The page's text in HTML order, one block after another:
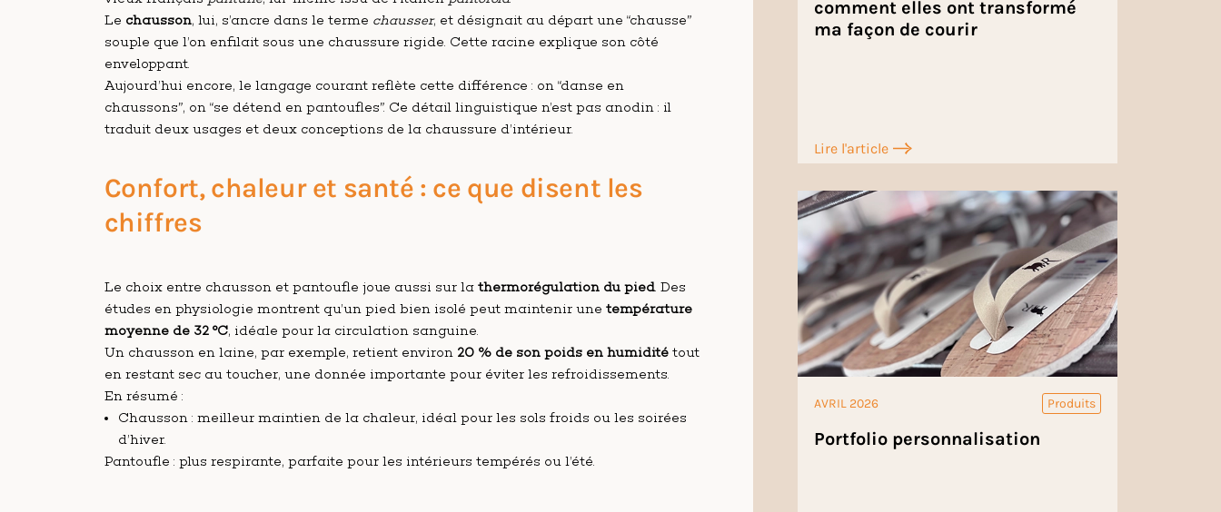
Le chausson, lui, s’ancre dans le terme chausser, et désignait au départ une “chausse”
souple que l’on enfilait sous une chaussure rigide. Cette racine explique son côté
enveloppant.
Aujourd’hui encore, le langage courant reflète cette différence : on “danse en
chaussons”, on “se détend en pantoufles”. Ce détail linguistique n’est pas anodin : il
traduit deux usages et deux conceptions de la chaussure d’intérieur.
Confort, chaleur et santé : ce que disent les
chiffres
Le choix entre chausson et pantoufle joue aussi sur la thermorégulation du pied. Des
études en physiologie montrent qu’un pied bien isolé peut maintenir une température
moyenne de 32 °C, idéale pour la circulation sanguine.
Un chausson en laine, par exemple, retient environ 20 % de son poids en humiditétout
en restant sec au toucher, une donnée importante pour éviter les refroidissements.
En résumé :
Chausson : meilleur maintien de la chaleur, idéal pour les sols froids ou les soirées
d’hiver.
Pantoufle : plus respirante, parfaite pour les intérieurs tempérés ou l’été.
comment elles ont transformé
ma façon de courir
Lire l'article
AVRIL 2026 Produits
Portfolio personnalisation